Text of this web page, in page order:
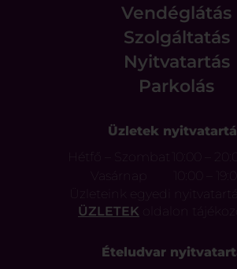
Vendéglátás
Szolgáltatás
Nyitvatartás
Parkolás
Üzletek
Hétfő – Szombat
Vasárnap
Üzleteink egyedi
ÜZLETEK oldalon
Ételudvar